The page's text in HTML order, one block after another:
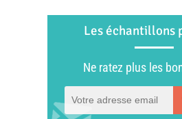
Les échantillons
Ne ratez plus les